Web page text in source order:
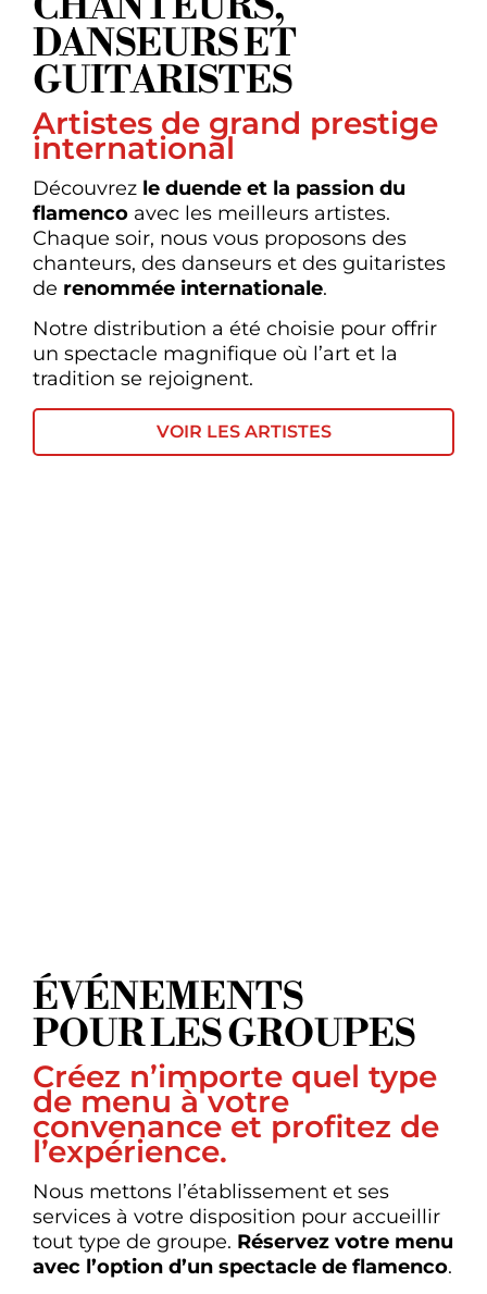
DANSEURS ET
GUITARISTES
Artistes de grand prestige
international
Découvrez le duende et la passion du
flamenco avec les meilleurs artistes.
Chaque soir, nous vous proposons des
chanteurs, des danseurs et des guitaristes
de renommée internationale.
Notre distribution a été choisie pour offrir
un spectacle magnifique où l’art et la
tradition se rejoignent.
VOIR LES ARTISTES
ÉVÉNEMENTS
POUR LES GROUPES
Créez n’importe quel type
de menu à votre
convenance et profitez de
l’expérience.
Nous mettons l’établissement et ses
services à votre disposition pour accueillir
tout type de groupe. Réservez votre menu
avec l’option d’un spectacle de flamenco.